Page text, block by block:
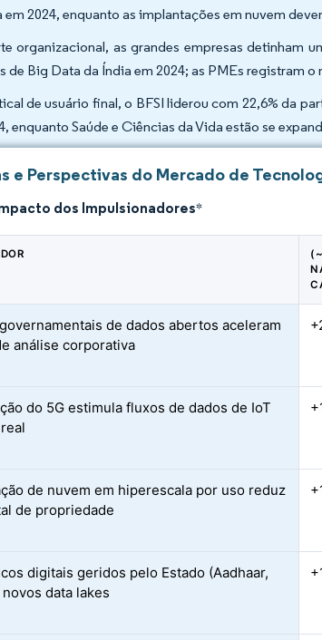
em 2024, enquanto as implantações em nuvem
organizacional, as grandes empresas detinham
de Big Data da Índia em 2024; as PMEs registram
de usuário final, o BFSI liderou com 22,6% da
enquanto Saúde e Ciências da Vida estão se
e Perspectivas do Mercado de
dos Impulsionadores*
de dados abertos aceleram
análise corporativa
do 5G estimula fluxos de dados de IoT
de nuvem em hiperescala por uso reduz
de propriedade
digitais geridos pelo Estado (Aadhaar,
data lakes